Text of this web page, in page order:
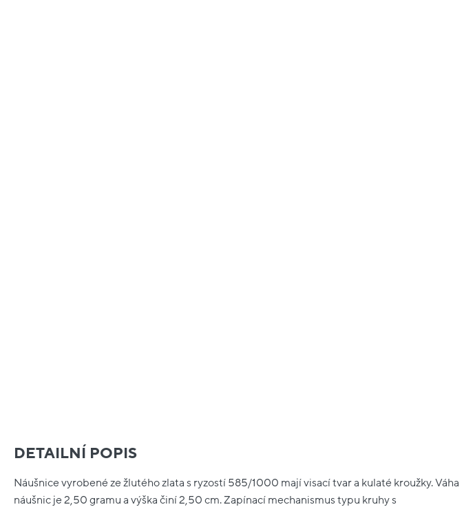
DETAILNÍ POPIS
Náušnice vyrobené ze žlutého zlata s ryzostí 585/1000 mají visací tvar a kulaté kroužky. Váha
náušnic je 2,50 gramu a výška činí 2,50 cm. Zapínací mechanismus typu kruhy s